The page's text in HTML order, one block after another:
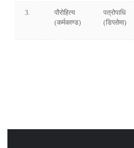
3.
पौरोहित्य
(कर्मकाण्ड)
पत्रोपाधि
(डिप्लोमा)